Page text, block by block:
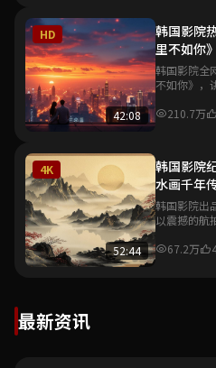
HD
42:08
韩国影院
里不如你
韩国影院全
不如你》，
强烈共鸣。
210.7万
4K
52:44
韩国影院
水画千年
韩国影院出
以震撼的航
展现东方美
67.2万
最新资讯